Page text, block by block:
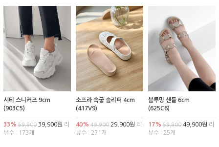
시티 스니커즈 9cm
(903C5)
33% 59,900 39,900원 리
뷰수 : 173개
소프라 속굽 슬리퍼 4cm
(417V9)
40% 49,90029,900원 리
뷰수 : 271개
블루밍 샌들 6cm
(625C6)
17% 59,90049,900원 리
뷰수 : 25개